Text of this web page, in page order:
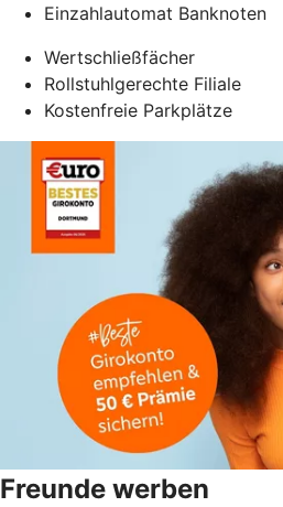
Einzahlautomat Banknoten
Wertschließfächer
Rollstuhlgerechte Filiale
Kostenfreie Parkplätze
Freunde werben